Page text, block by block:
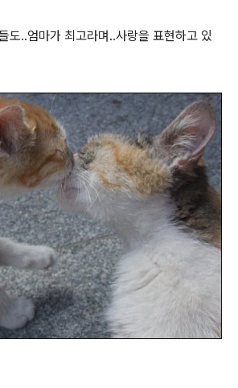
도..엄마가 최고라며..사랑을 표현하고 있